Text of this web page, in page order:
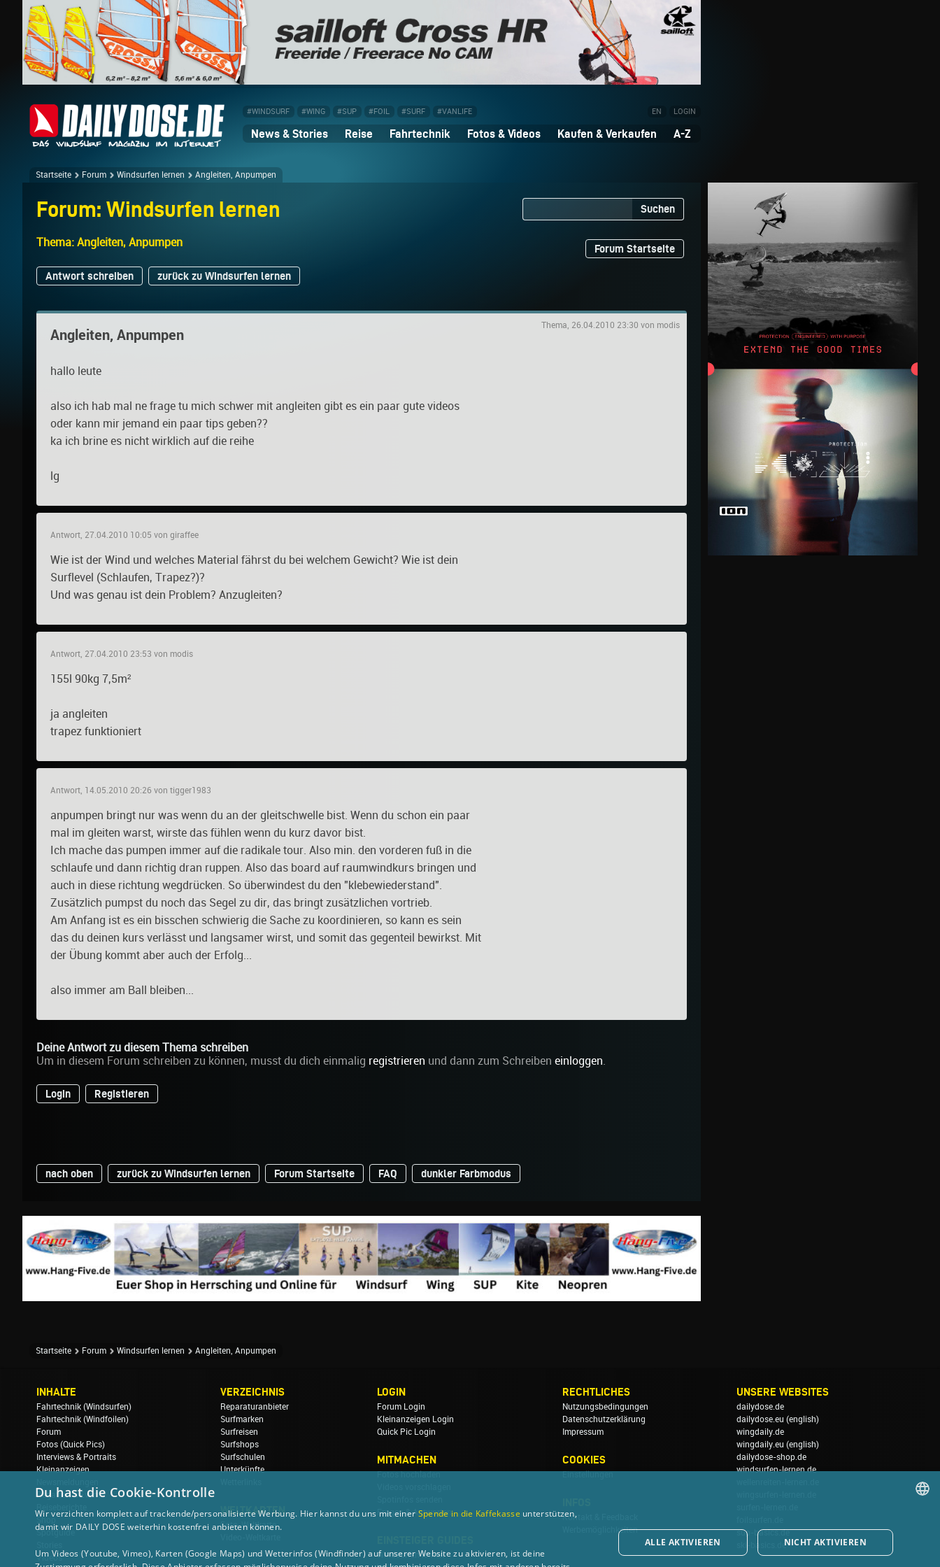
#WINDSURF #WING #SUP #FOIL #SURF #VANLIFE EN LOGIN
News & Stories Reise Fahrtechnik Fotos & Videos Kaufen & Verkaufen A-Z
Startseite Forum Windsurfen lernen Angleiten, Anpumpen
Forum: Windsurfen lernen Suchen
Thema: Angleiten, Anpumpen
Antwort schreiben zurück zu Windsurfen lernen
Forum Startseite
Angleiten, Anpumpen
hallo leute
also ich hab mal ne frage tu mich schwer mit angleiten gibt es ein paar gute videos
oder kann mir jemand ein paar tips geben??
ka ich brine es nicht wirklich auf die reihe
lg
Thema, 26.04.2010 23:30 von modis
Antwort, 27.04.2010 10:05 von giraffee
Wie ist der Wind und welches Material fährst du bei welchem Gewicht? Wie ist dein
Surflevel (Schlaufen, Trapez?)?
Und was genau ist dein Problem? Anzugleiten?
Antwort, 27.04.2010 23:53 von modis
155l 90kg 7,5m²
ja angleiten
trapez funktioniert
Antwort, 14.05.2010 20:26 von tigger1983
anpumpen bringt nur was wenn du an der gleitschwelle bist. Wenn du schon ein paar
mal im gleiten warst, wirste das fühlen wenn du kurz davor bist.
Ich mache das pumpen immer auf die radikale tour. Also min. den vorderen fuß in die
schlaufe und dann richtig dran ruppen. Also das board auf raumwindkurs bringen und
auch in diese richtung wegdrücken. So überwindest du den "klebewiederstand".
Zusätzlich pumpst du noch das Segel zu dir, das bringt zusätzlichen vortrieb.
Am Anfang ist es ein bisschen schwierig die Sache zu koordinieren, so kann es sein
das du deinen kurs verlässt und langsamer wirst, und somit das gegenteil bewirkst. Mit
der Übung kommt aber auch der Erfolg...
also immer am Ball bleiben...
Deine Antwort zu diesem Thema schreiben
Um in diesem Forum schreiben zu können, musst du dich einmalig registrieren und dann zum Schreiben einloggen.
Login Registieren
nach oben zurück zu Windsurfen lernen Forum Startseite FAQ dunkler Farbmodus
Startseite Forum Windsurfen lernen Angleiten, Anpumpen
INHALTE
Fahrtechnik (Windsurfen)
Fahrtechnik (Windfoilen)
Forum
Fotos (Quick Pics)
Interviews & Portraits
Kleinanzeigen
Regatten & Events
Shop
Spotguide
Videos
VERZEICHNIS
Reparaturanbieter
Surfmarken
Surfreisen
Surfshops
Surfschulen
Unterkünfte
WELTKARTEN
Foto-Weltkarte
LOGIN
Forum Login
Kleinanzeigen Login
Quick Pic Login
MITMACHEN
Fotos hochladen
Fragen & Antworten
Windsurfen lernen
RECHTLICHES
Nutzungsbedingungen
Datenschutzerklärung
Impressum
COOKIES
Einstellungen
Kontakt & Feedback
Werbemöglichkeiten
UNSERE WEBSITES
dailydose.de
dailydose.eu (english)
wingdaily.de
wingdaily.eu (english)
dailydose-shop.de
windsurfen-lernen.de
sup-basics.de
ski-basics.de
ENGLISH
Du hast die Cookie-Kontrolle
Wir verzichten komplett auf trackende/personalisierte Werbung. Hier kannst du uns mit einer Spende in die Kaffekasse unterstützen,
damit wir DAILY DOSE weiterhin kostenfrei anbieten können.
Um Videos (Youtube, Vimeo), Karten (Google Maps) und Wetterinfos (Windfinder) auf unserer Website zu aktivieren, ist deine
ALLE AKTIVIEREN NICHT AKTIVIEREN